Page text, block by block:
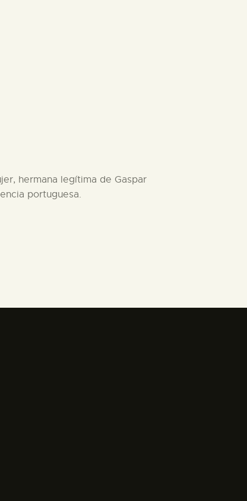
hermana legítima de Gaspar
portuguesa.